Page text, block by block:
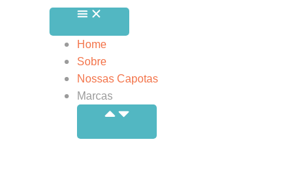
Home
Sobre
Nossas Capotas
Marcas